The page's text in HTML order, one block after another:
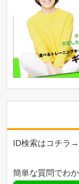
ID検索はコチラ
簡単な質問でわ